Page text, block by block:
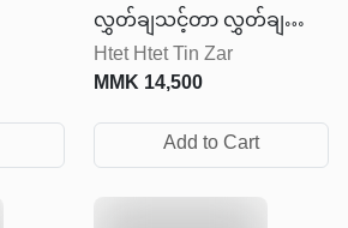
လွှတ်ချသင့်တာ လွှတ်ချပြီး
ရှေ့ဆက်ပါ
Htet Htet Tin Zar
MMK14,500
Add to Cart